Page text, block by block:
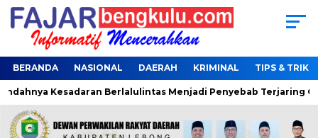
BERANDA NASIONAL DAERAH KRIMINAL TIPS & TRIK
Kesadaran Berlalulintas Menjadi Penyebab Terjaring